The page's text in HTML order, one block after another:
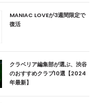
MANIAC LOVEが3週間限定で
復活
クラベリア編集部が選ぶ、渋谷
のおすすめクラブ10選【2024
年最新】